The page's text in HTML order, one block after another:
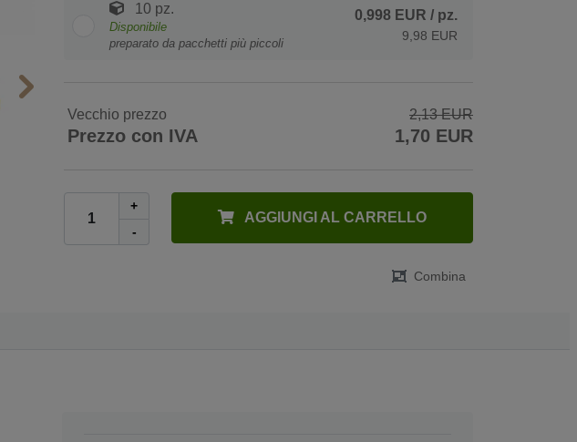
10 pz.
Disponibile
preparato da pacchetti più piccoli
0,998 EUR / pz.
9,98 EUR
Vecchio prezzo 2,13 EUR
Prezzo con IVA 1,70 EUR
+
-
AGGIUNGI AL CARRELLO
Combina